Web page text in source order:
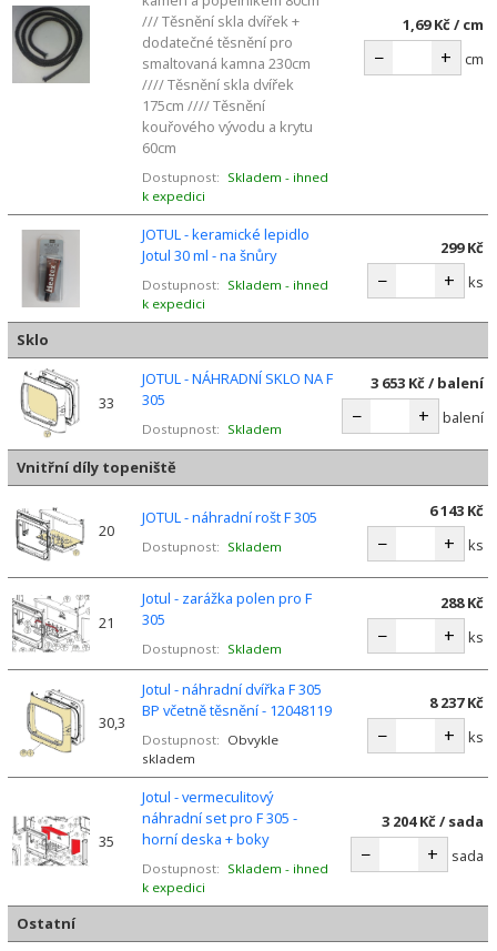
/// Těsnění skla dvířek +
dodatečné těsnění pro
smaltovaná kamna 230cm
//// Těsnění skla dvířek
175cm //// Těsnění
kouřového vývodu a krytu
60cm
Dostupnost: Skladem - ihned
k expedici
1,69 Kč / cm
− + cm
JOTUL - keramické lepidlo
Jotul 30 ml - na šnůry
Dostupnost: Skladem - ihned
k expedici
299 Kč
− + ks
Sklo
33
JOTUL - NÁHRADNÍ SKLO NA F
305
Dostupnost: Skladem
3 653 Kč / balení
− + balení
Vnitřní díly topeniště
20
JOTUL - náhradní rošt F 305
Dostupnost: Skladem
6 143 Kč
− + ks
21
Jotul - zarážka polen pro F
305
Dostupnost: Skladem
288 Kč
− + ks
30,3
Jotul - náhradní dvířka F 305
BP včetně těsnění - 12048119
Dostupnost: Obvykle
skladem
8 237 Kč
− + ks
35
Jotul - vermeculitový
náhradní set pro F 305 -
horní deska + boky
Dostupnost: Skladem - ihned
k expedici
3 204 Kč / sada
− + sada
Ostatní